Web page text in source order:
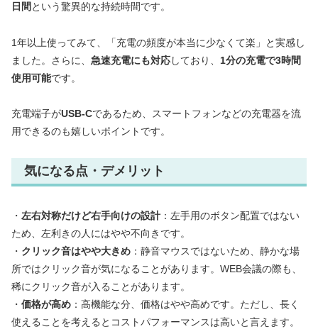
日間 という驚異的な持続時間です。
1年以上使ってみて、「充電の頻度が本当に少なくて楽」と実感し
ました。さらに、 急速充電にも対応しており、 1分の充電で3時間
使用可能です。
充電端子がUSB-Cであるため、スマートフォンなどの充電器を流
用できるのも嬉しいポイントです。
気になる点・デメリット
・ 左右対称だけど右手向けの設計 ：左手用のボタン配置ではない
ため、左利きの人にはやや不向きです。
・ クリック音はやや大きめ ：静音マウスではないため、静かな場
所ではクリック音が気になることがあります。WEB会議の際も、
稀にクリック音が入ることがあります。
・ 価格が高め ：高機能な分、価格はやや高めです。ただし、長く
使えることを考えるとコストパフォーマンスは高いと言えます。